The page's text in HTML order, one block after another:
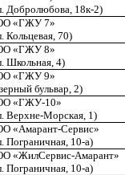
Добролюбова, 18к-2)
«ГЖУ 7»
Кольцевая, 70)
«ГЖУ 8»
Школьная, 4)
«ГЖУ 9»
бульвар, 2)
«ГЖУ-10»
Верхне-Морская, 1)
«Амарант-Сервис»
Пограничная, 10-а)
«ЖилСервис-Амарант»
Пограничная, 10-а)